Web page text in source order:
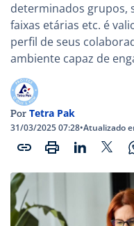
determinados grupos,
faixas etárias etc. é
perfil de seus
ambiente capaz de
Por Tetra Pak
31/03/2025 07:28•Atualizado